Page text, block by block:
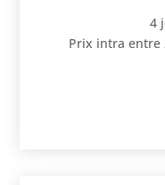
4
Prix intra entre